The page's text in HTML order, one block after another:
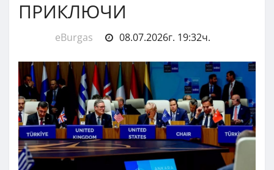
ПРИКЛЮЧИ
eBurgas 08.07.2026г. 19:32ч.